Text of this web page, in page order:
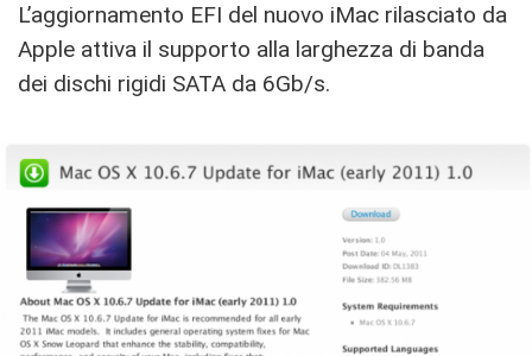
L’aggiornamento EFI del nuovo iMac rilasciato da
Apple attiva il supporto alla larghezza di banda
dei dischi rigidi SATA da 6Gb/s.